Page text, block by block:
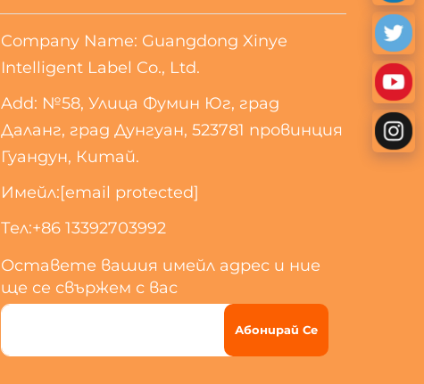
Company Name: Guangdong Xinye
Intelligent Label Co., Ltd.
Add: №58, Улица Фумин Юг, град
Даланг, град Дунгуан, 523781 провинция
Гуандун, Китай.
Имейл:[email protected]
Тел:+86 13392703992
Оставете вашия имейл адрес и ние
ще се свържем с вас
Абонирай Се